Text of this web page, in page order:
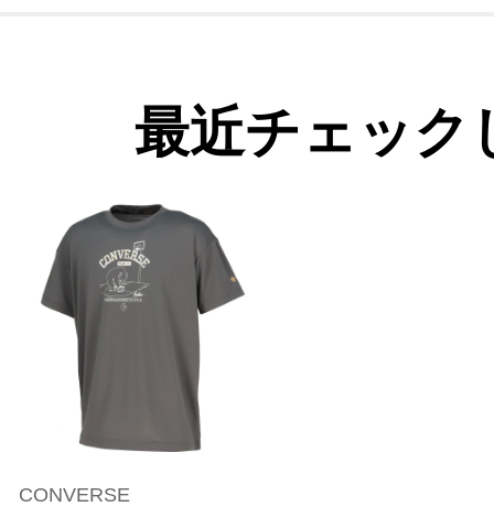
最近チェック
CONVERSE